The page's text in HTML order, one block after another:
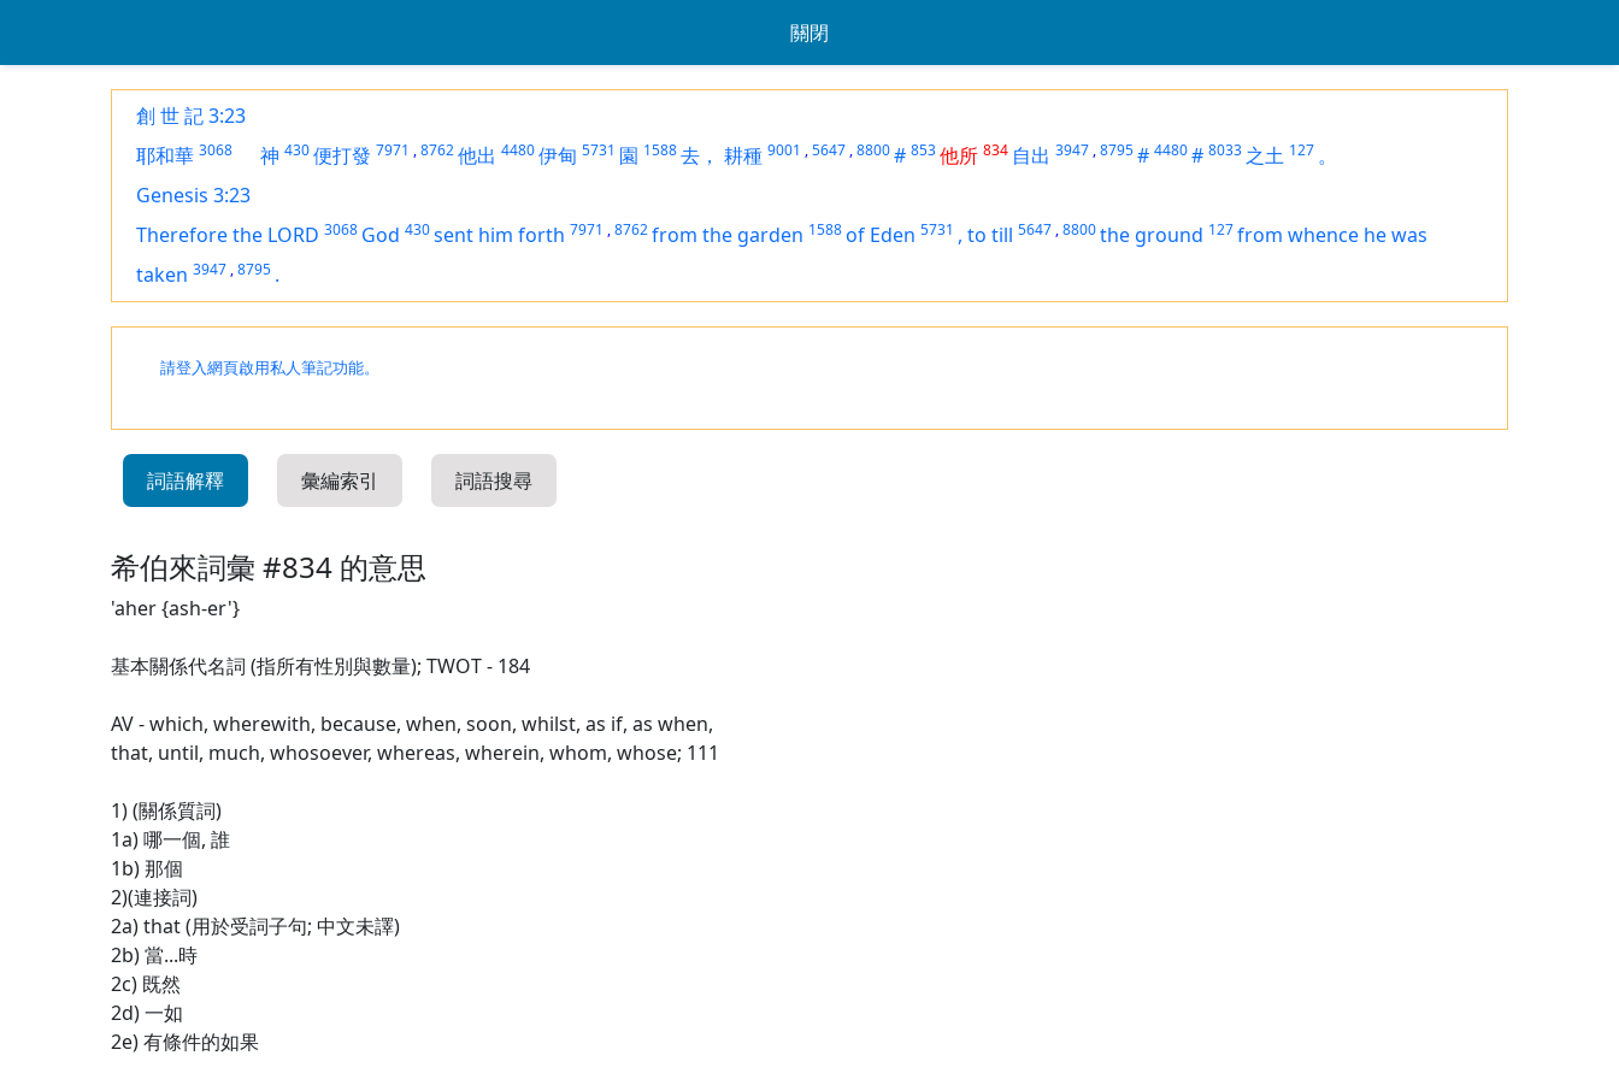
關閉
創 世 記 3:23
耶和華 3068 神 430便打發 7971 ,8762他出 4480伊甸 5731 園 1588去， 耕種 9001 ,5647 ,8800# 853他所 834 自出 3947 ,8795# 4480# 8033 之土 127 。
Genesis 3:23
Therefore the LORD 3068 God 430sent him forth 7971 ,8762from the garden 1588of Eden 5731 , to till 5647 ,8800the ground 127from whence he was
taken 3947 ,8795 .
請登入網頁啟用私人筆記功能。
詞語解釋 彙編索引 詞語搜尋
希伯來詞彙 #834 的意思
'aher {ash-er'}
基本關係代名詞 (指所有性別與數量); TWOT - 184
AV - which, wherewith, because, when, soon, whilst, as if, as when,
that, until, much, whosoever, whereas, wherein, whom, whose; 111
1) (關係質詞)
1a) 哪一個, 誰
1b) 那個
2)(連接詞)
2a) that (用於受詞子句; 中文未譯)
2b) 當...時
2c) 既然
2d) 一如
2e) 有條件的如果